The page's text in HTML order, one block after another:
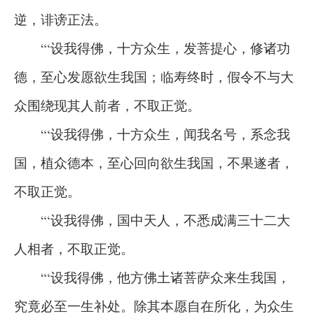
逆，诽谤正法。
“‘设我得佛，十方众生，发菩提心，修诸功
德，至心发愿欲生我国；临寿终时，假令不与大
众围绕现其人前者，不取正觉。
“‘设我得佛，十方众生，闻我名号，系念我
国，植众德本，至心回向欲生我国，不果遂者，
不取正觉。
“‘设我得佛，国中天人，不悉成满三十二大
人相者，不取正觉。
“‘设我得佛，他方佛土诸菩萨众来生我国，
究竟必至一生补处。除其本愿自在所化，为众生